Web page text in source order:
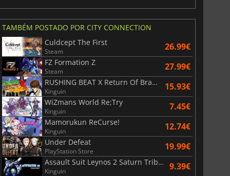
TAMBÉM POSTADO POR CITY CONNECTION
Culdcept The First
Steam 26.99€
FZ Formation Z
Steam 27.99€
RUSHING BEAT X Return Of Brawl Brothers
Kinguin 15.93€
WiZmans World Re;Try
Kinguin 7.45€
Mamorukun ReCurse!
Kinguin 12.74€
Under Defeat
PlayStation Store 19.99€
Assault Suit Leynos 2 Saturn Tribute
Kinguin 9.39€